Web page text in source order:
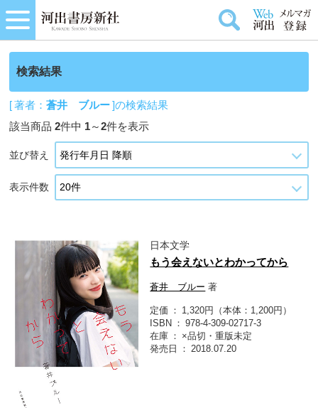
検索結果
[ 著者：蒼井 ブルー]の検索結果
該当商品2件中 1～2件を表示
並び替え
表示件数
日本文学
もう会えないとわかってから
蒼井 ブルー 著
定価
1,320円（本体：1,200円）
ISBN
978-4-309-02717-3
在庫
×品切・重版未定
発売日
2018.07.20